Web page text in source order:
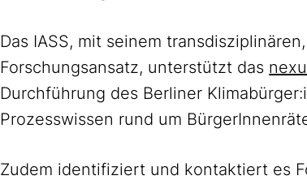
Das IASS, mit seinem
Forschungsansatz, unterstützt das
Durchführung des Berliner
Prozesswissen rund um
Zudem identifiziert und kontaktiert es